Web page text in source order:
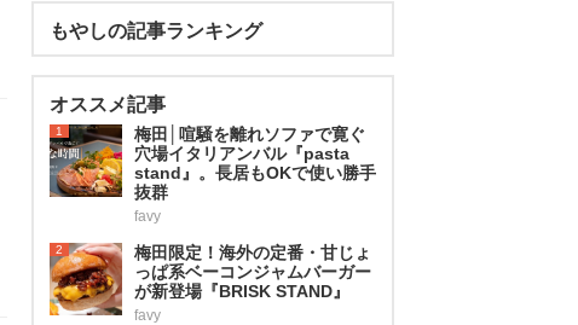
もやしの記事ランキング
オススメ記事
1
梅田│喧騒を離れソファで寛ぐ
穴場イタリアンバル『pasta
stand』。長居もOKで使い勝手
抜群
favy
2
梅田限定！海外の定番・甘じょ
っぱ系ベーコンジャムバーガー
が新登場『BRISK STAND』
favy